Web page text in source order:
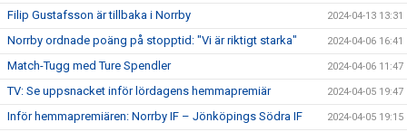
Filip Gustafsson är tillbaka i Norrby 2024-04-13 13:31
Norrby ordnade poäng på stopptid: "Vi är riktigt starka" 2024-04-06 16:41
Match-Tugg med Ture Spendler 2024-04-06 11:47
TV: Se uppsnacket inför lördagens hemmapremiär 2024-04-05 19:47
Inför hemmapremiären: Norrby IF – Jönköpings Södra IF 2024-04-05 19:15